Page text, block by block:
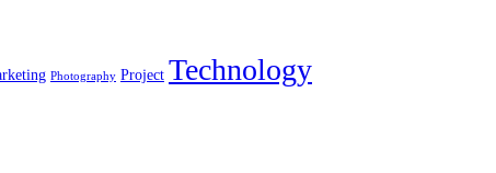
Photography Project Technology